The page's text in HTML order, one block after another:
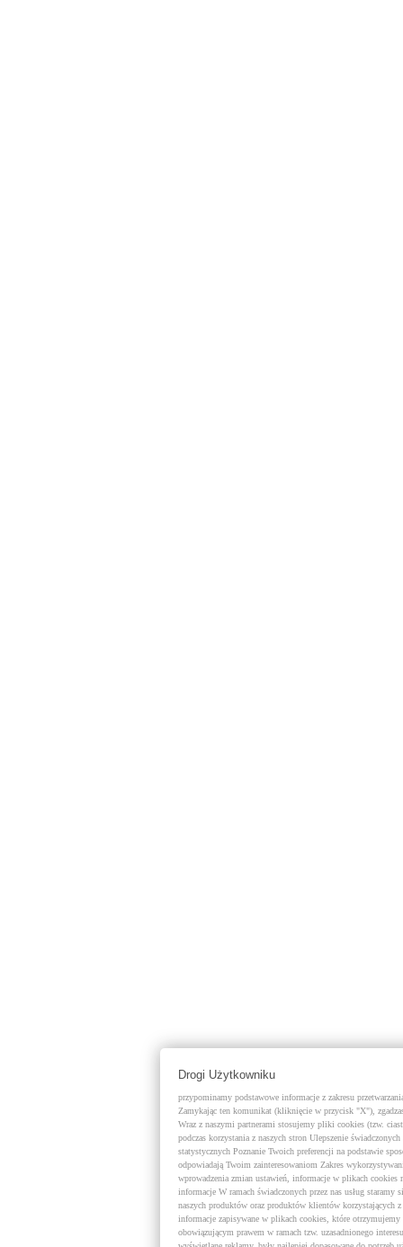
Drogi Użytkowniku
przypominamy podstawowe informacje z zakresu
Zamykając ten komunikat (kliknięcie w przycisk "X"),
Wraz z naszymi partnerami stosujemy pliki cookies (tzw.
podczas korzystania z naszych stron Ulepszenie
statystycznych Poznanie Twoich preferencji na podstawie
odpowiadają Twoim zainteresowaniom Zakres
wprowadzenia zmian ustawień, informacje w plikach
informacje W ramach świadczonych przez nas usług
naszych produktów oraz produktów klientów korzystających
informacje zapisywane w plikach cookies, które otrzymujemy
obowiązującym prawem w ramach tzw. uzasadnionego